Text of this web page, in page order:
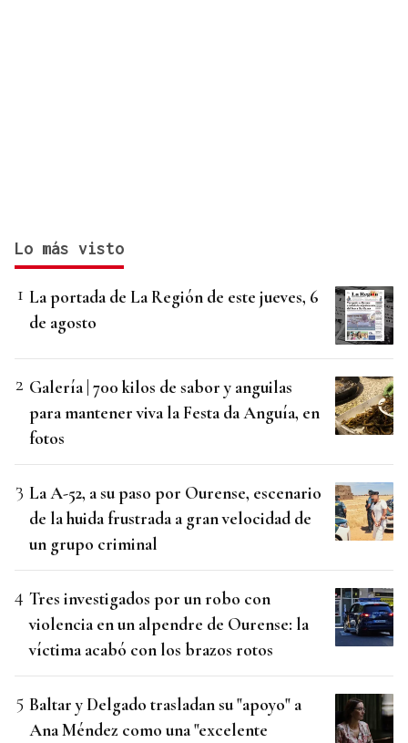
Lo más visto
La portada de La Región de este jueves, 6
de agosto
Galería | 700 kilos de sabor y anguilas
para mantener viva la Festa da Anguía, en
fotos
La A-52, a su paso por Ourense, escenario
de la huida frustrada a gran velocidad de
un grupo criminal
Tres investigados por un robo con
violencia en un alpendre de Ourense: la
víctima acabó con los brazos rotos
Baltar y Delgado trasladan su "apoyo" a
Ana Méndez como una "excelente